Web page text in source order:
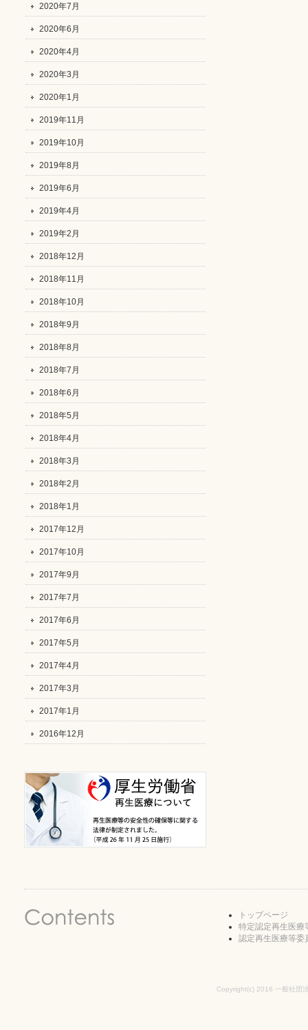
2020年7月
2020年6月
2020年4月
2020年3月
2020年1月
2019年11月
2019年10月
2019年8月
2019年6月
2019年4月
2019年2月
2018年12月
2018年11月
2018年10月
2018年9月
2018年8月
2018年7月
2018年6月
2018年5月
2018年4月
2018年3月
2018年2月
2018年1月
2017年12月
2017年10月
2017年9月
2017年7月
2017年6月
2017年5月
2017年4月
2017年3月
2017年1月
2016年12月
トップページ
特定認定再生医療
認定再生医療等委
Copyright(c) 2016 一般社団